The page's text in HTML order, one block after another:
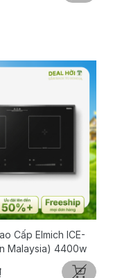
Cấp Elmich ICE-
Malaysia) 4400w